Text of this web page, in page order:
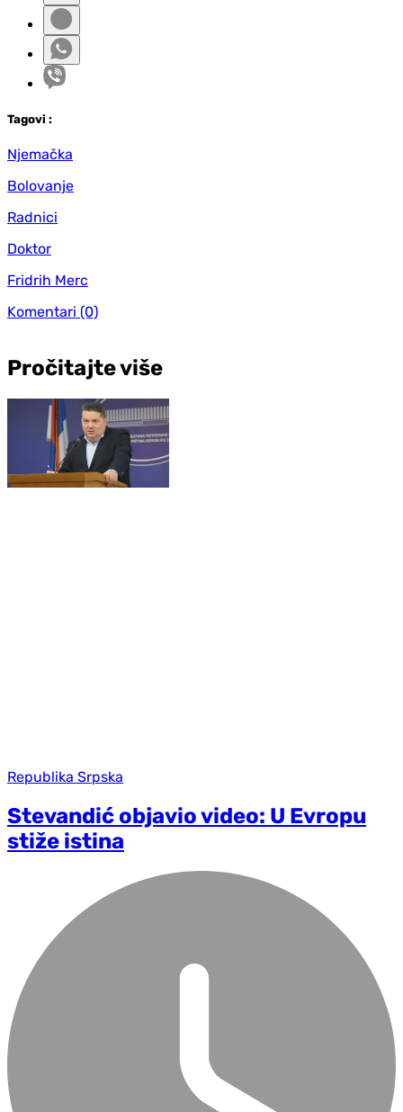
Tagovi :
Njemačka
Bolovanje
Radnici
Doktor
Fridrih Merc
Komentari (0)
Pročitajte više
Republika Srpska
Stevandić objavio video: U Evropu
stiže istina